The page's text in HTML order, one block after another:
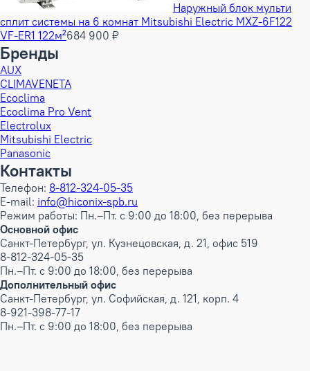
Наружный блок мульти
сплит системы на 6 комнат Mitsubishi Electric MXZ-6F122
VF-ER1 122м²684 900 ₽
Бренды
AUX
CLIMAVENETA
Ecoclima
Ecoclima Pro Vent
Electrolux
Mitsubishi Electric
Panasonic
Контакты
Телефон: 8-812-324-05-35
E-mail: info@hiconix-spb.ru
Режим работы: Пн.–Пт. с 9:00 до 18:00, без перерыва
Основной офис
Санкт-Петербург, ул. Кузнецовская, д. 21, офис 519
8-812-324-05-35
Пн.–Пт. с 9:00 до 18:00, без перерыва
Дополнительный офис
Санкт-Петербург, ул. Софийская, д. 121, корп. 4
8-921-398-77-17
Пн.–Пт. с 9:00 до 18:00, без перерыва